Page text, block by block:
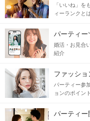
「いいね」を
ィーランクと
パーティー
婚活・お見合
紹介
ファッショ
パーティー参
ョンのポイント
パーティー